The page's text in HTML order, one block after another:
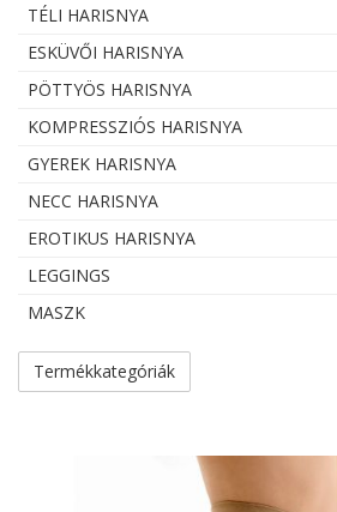
TÉLI HARISNYA
ESKÜVŐI HARISNYA
PÖTTYÖS HARISNYA
KOMPRESSZIÓS HARISNYA
GYEREK HARISNYA
NECC HARISNYA
EROTIKUS HARISNYA
LEGGINGS
MASZK
Termékkategóriák